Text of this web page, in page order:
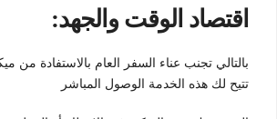
اقتصاد الوقت والجهد:
بالتالي تجنب عناء السفر العام بالاستفادة من
تتيح لك هذه الخدمة الوصول المباشر